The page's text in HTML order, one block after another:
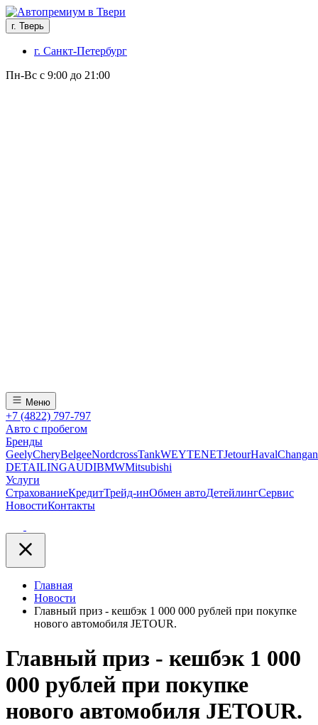
г. Тверь
г. Санкт-Петербург
Пн-Вс с 9:00 до 21:00
Меню
+7 (4822) 797-797
Авто с пробегом
Бренды
GeelyCheryBelgeeNordcrossTankWEYTENETJetourHavalChangan
DETAILINGAUDIBMWMitsubishi
Услуги
СтрахованиеКредитТрейд-инОбмен автоДетейлингСервис
НовостиКонтакты
Главная
Новости
Главный приз - кешбэк 1 000 000 рублей при покупке
нового автомобиля JETOUR.
Главный приз - кешбэк 1 000
000 рублей при покупке
нового автомобиля JETOUR.